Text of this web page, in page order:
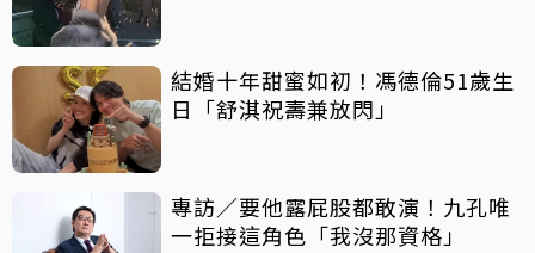
結婚十年甜蜜如初！馮德倫51歲生
日「舒淇祝壽兼放閃」
專訪／要他露屁股都敢演！九孔唯
一拒接這角色「我沒那資格」